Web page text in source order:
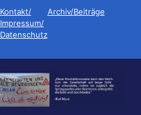
Kontakt/
Impressum/
Datenschutz
Archiv/Beiträge